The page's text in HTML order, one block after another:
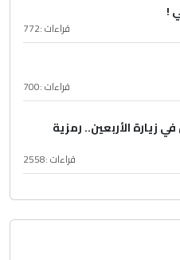
!
قراءات :772
قراءات :700
زيارة الأربعين.. رمزية
قراءات :2558